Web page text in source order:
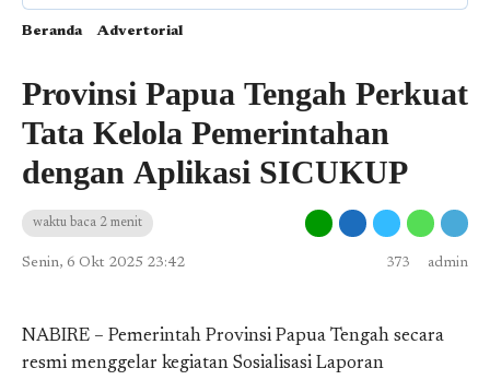
Beranda Advertorial
Provinsi Papua Tengah Perkuat
Tata Kelola Pemerintahan
dengan Aplikasi SICUKUP
waktu baca 2 menit
Senin, 6 Okt 2025 23:42 373 admin
NABIRE – Pemerintah Provinsi Papua Tengah secara
resmi menggelar kegiatan Sosialisasi Laporan